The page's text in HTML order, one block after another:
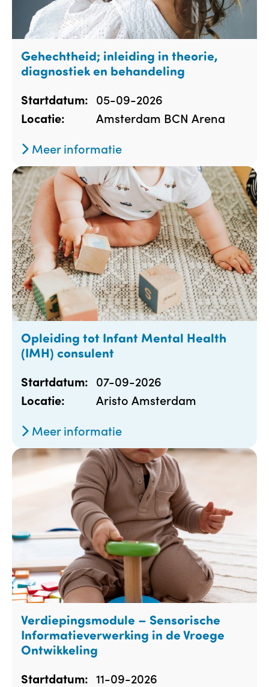
Gehechtheid; inleiding in theorie,
diagnostiek en behandeling
Startdatum: 05-09-2026
Locatie:
Amsterdam BCN Arena
Meer informatie
Opleiding tot Infant Mental Health
(IMH) consulent
Startdatum: 07-09-2026
Locatie:
Aristo Amsterdam
Meer informatie
Verdiepingsmodule – Sensorische
Informatieverwerking in de Vroege
Ontwikkeling
Startdatum: 11-09-2026